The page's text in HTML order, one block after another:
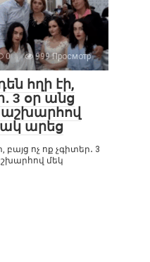
0 999 Просмотр
հղի էի,
3 օր անց
աշխարհով
արեց
ոչ ոք չգիտեր․ 3
մեկ